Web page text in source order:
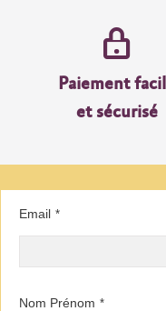
Paiement
et sécurisé
Email *
Nom Prénom *